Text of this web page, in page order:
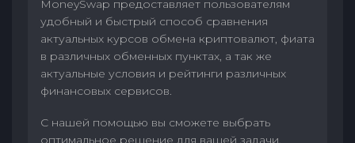
MoneySwap предоставляет пользователям
удобный и быстрый способ сравнения
актуальных курсов обмена криптовалют, фиата
в различных обменных пунктах, а так же
актуальные условия и рейтинги различных
финансовых сервисов.
С нашей помощью вы сможете выбрать
оптимальное решение для вашей задачи,